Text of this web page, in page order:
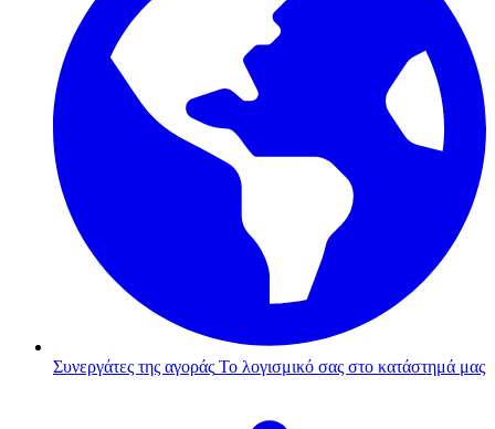
Συνεργάτες της αγοράς Το λογισμικό σας στο κατάστημά μας